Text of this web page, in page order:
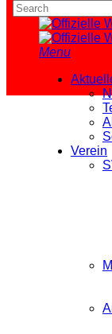
Skip
content
Close
Search
Menu
Verein
G-